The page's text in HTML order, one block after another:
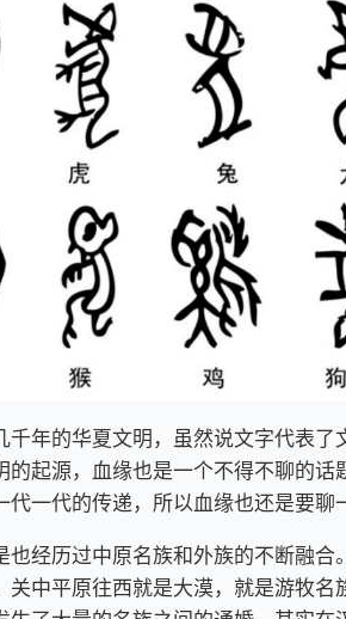
年的华夏文明，虽然说文字代表了
的起源，血缘也是一个不得不聊的
一代的传递，所以血缘也还是要聊
经历过中原名族和外族的不断融合
中平原往西就是大漠，就是游牧名